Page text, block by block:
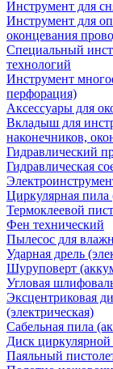
Инструмент для
Инструмент для
оконцевания
Специальный
технологий
Инструмент
перфорация)
Аксессуары для
Вкладыш для
наконечников,
Гидравлический
Гидравлическая
Циркулярная пила
Термоклеевой
Фен технический
Пылесос для
Ударная дрель
Шуруповерт
Угловая
Эксцентриковая
(электрическая)
Сабельная пила
Диск
Паяльный